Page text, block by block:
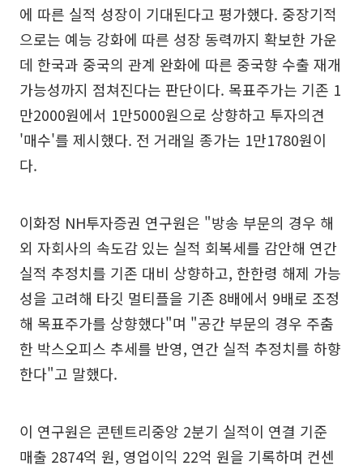
에 따른 실적 성장이 기대된다고 평가했다. 중장기적
으로는 예능 강화에 따른 성장 동력까지 확보한 가운
데 한국과 중국의 관계 완화에 따른 중국향 수출 재개
가능성까지 점쳐진다는 판단이다. 목표주가는 기존 1
만2000원에서 1만5000원으로 상향하고 투자의견
'매수'를 제시했다. 전 거래일 종가는 1만1780원이
다.
이화정 NH투자증권 연구원은 "방송 부문의 경우 해
외 자회사의 속도감 있는 실적 회복세를 감안해 연간
실적 추정치를 기존 대비 상향하고, 한한령 해제 가능
성을 고려해 타깃 멀티플을 기존 8배에서 9배로 조정
해 목표주가를 상향했다"며 "공간 부문의 경우 주춤
한 박스오피스 추세를 반영, 연간 실적 추정치를 하향
한다"고 말했다.
이 연구원은 콘텐트리중앙 2분기 실적이 연결 기준
매출 2874억 원, 영업이익 22억 원을 기록하며 컨센